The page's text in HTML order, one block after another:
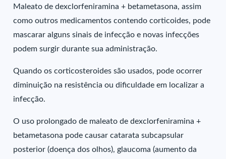
Maleato de dexclorfeniramina + betametasona, assim
como outros medicamentos contendo corticoides, pode
mascarar alguns sinais de infecção e novas infecções
podem surgir durante sua administração.
Quando os corticosteroides são usados, pode ocorrer
diminuição na resistência ou dificuldade em localizar a
infecção.
O uso prolongado de maleato de dexclorfeniramina +
betametasona pode causar catarata subcapsular
posterior (doença dos olhos), glaucoma (aumento da